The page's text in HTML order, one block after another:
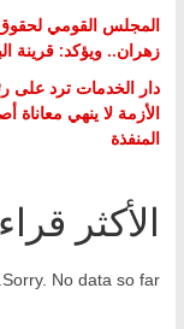
المجلس القومي لحقوق
زهران.. ويؤكد: قرينة
دار الخدمات ترد على
الأزمة لا ينهي
المنفذة
الأكثر
Sorry. No data so far.